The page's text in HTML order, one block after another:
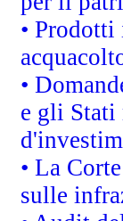
•
•
e gli
• La
sulle